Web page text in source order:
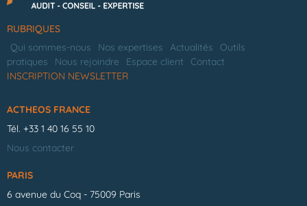
RUBRIQUES
Qui sommes-nous
Nos expertises Actualités
Outils
pratiques
Nous rejoindre Espace client
Contact
INSCRIPTION NEWSLETTER
ACTHEOS FRANCE
Tél. +33 1 40 16 55 10
Nous contacter
PARIS
6 avenue du Coq - 75009 Paris